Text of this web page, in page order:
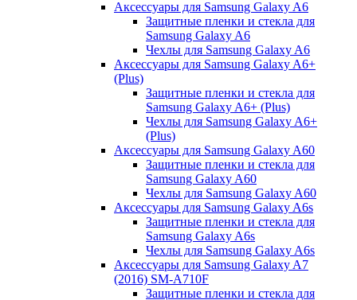
Аксессуары для Samsung Galaxy A6
Защитные пленки и стекла для
Samsung Galaxy A6
Чехлы для Samsung Galaxy A6
Аксессуары для Samsung Galaxy A6+
(Plus)
Защитные пленки и стекла для
Samsung Galaxy A6+ (Plus)
Чехлы для Samsung Galaxy A6+
(Plus)
Аксессуары для Samsung Galaxy A60
Защитные пленки и стекла для
Samsung Galaxy A60
Чехлы для Samsung Galaxy A60
Аксессуары для Samsung Galaxy A6s
Защитные пленки и стекла для
Samsung Galaxy A6s
Чехлы для Samsung Galaxy A6s
Аксессуары для Samsung Galaxy A7
(2016) SM-A710F
Защитные пленки и стекла для